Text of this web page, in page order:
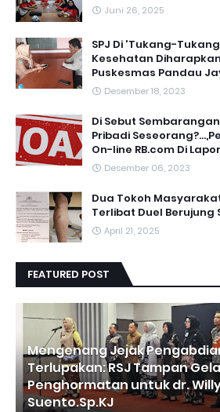
Juni 26, 2025
SPJ Di 'Tukang-
Kesehatan
Puskesmas Pandau
Desember 18, 2023
Di Sebut
Pribadi
On-line RB.com Di
Desember 06, 2023
Dua Tokoh
Terlibat Duel Berujung
April 21, 2025
FEATURED POST
Mengenang Jejak
Terlupakan: RSJ Tampan
Penghormatan untuk dr.
Suento.Sp.KJ